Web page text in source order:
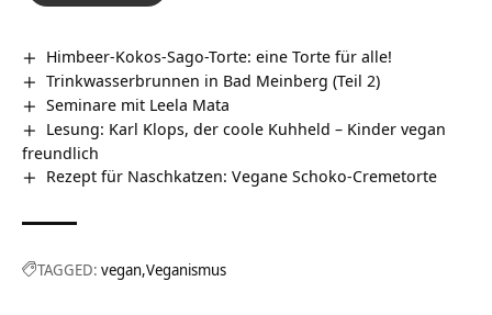
Himbeer-Kokos-Sago-Torte: eine Torte für alle!
Trinkwasserbrunnen in Bad Meinberg (Teil 2)
Seminare mit Leela Mata
Lesung: Karl Klops, der coole Kuhheld – Kinder vegan
freundlich
Rezept für Naschkatzen: Vegane Schoko-Cremetorte
TAGGED: vegan Veganismus